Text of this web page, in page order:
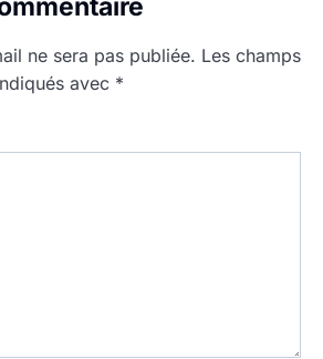
ne sera pas publiée. Les champs
avec *